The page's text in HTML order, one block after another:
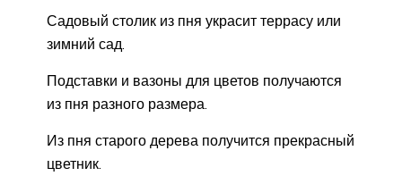
Садовый столик из пня украсит террасу или
зимний сад.
Подставки и вазоны для цветов получаются
из пня разного размера.
Из пня старого дерева получится прекрасный
цветник.